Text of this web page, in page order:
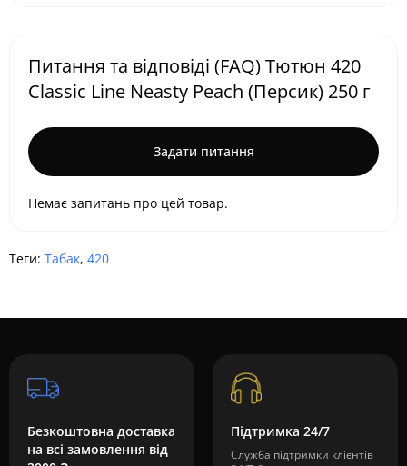
Питання та відповіді (FAQ) Тютюн 420
Classic Line Neasty Peach (Персик) 250 г
Задати питання
Немає запитань про цей товар.
Теги: Табак, 420
Безкоштовна доставка
на всі замовлення від
Підтримка 24/7
Служба підтримки клієнтів